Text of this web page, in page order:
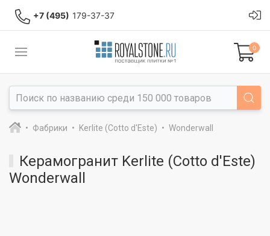
+7 (495) 179-37-37
0
Фабрики Kerlite (Cotto d'Este) Wonderwall
Керамогранит Kerlite (Cotto d'Este)
Wonderwall